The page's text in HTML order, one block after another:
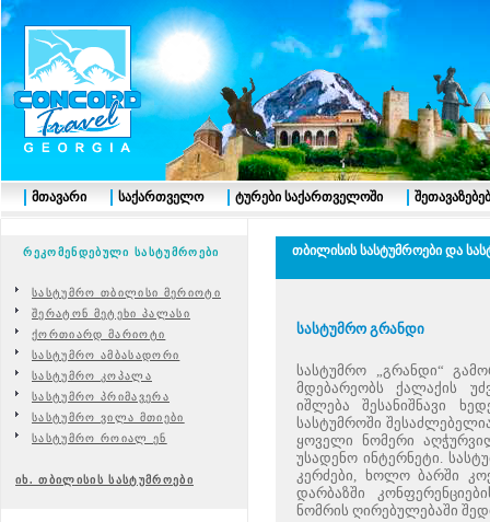
რეკომენდებული სასტუმროები
სასტუმრო თბილისი მერიოტი
შერატონ მეტეხი პალასი
ქორთიარდ მარიოტი
სასტუმრო ამბასადორი
სასტუმრო კოპალა
სასტუმრო პრიმავერა
სასტუმრო ვილა მთიები
სასტუმრო როიალ ენ
იხ. თბილისის სასტუმროები
თბილისის სასტუმროები და
სასტუმრო გრანდი
სასტუმრო „გრანდი“
მდებარეობს ქალაქის
იშლება შესანიშნავი
სასტუმროში
ყოველი ნომერი
უსადენო ინტერნეტი.
კერძები, ხოლო ბარში
დარბაზში
ნომრის ღირებულებაში
მთავარი საქართველო ტურები საქართველოში